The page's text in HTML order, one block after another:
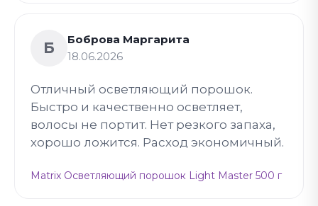
Б
Боброва Маргарита
18.06.2026
Отличный осветляющий порошок.
Быстро и качественно осветляет,
волосы не портит. Нет резкого запаха,
хорошо ложится. Расход экономичный.
Matrix Осветляющий порошок Light Master 500 г